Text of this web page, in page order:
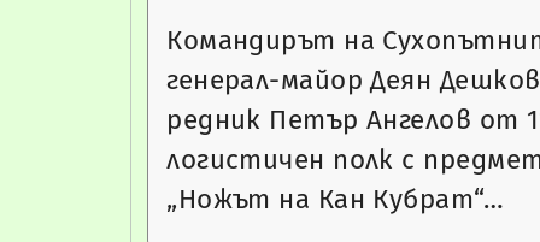
Командирът на
генерал-майор Деян
редник Петър Ангелов от
логистичен полк с
„Ножът на Кан Кубрат“…